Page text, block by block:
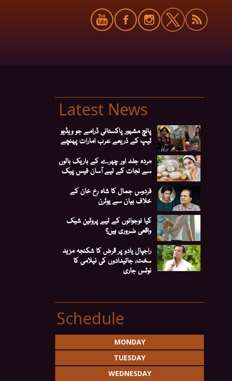
Latest News
پانچ مشہور پاکستانی ڈرامے جو ویڈیو
ٹیپ کے ذریعے عرب امارات پہنچے
مردہ جلد اور چہرے کے باریک بالوں
سے نجات کے لیے آسان فیس پیک
فردوس جمال کا شاہ رخ خان کے
خلاف بیان سے یوٹرن
کیا نوجوانوں کے لیے پروٹین شیک
واقعی ضروری ہیں؟
راجپال یادو پر قرض کا شکنجہ مزید
سخت، جائیدادوں کی نیلامی کا
نوٹس جاری
Schedule
MONDAY
TUESDAY
WEDNESDAY